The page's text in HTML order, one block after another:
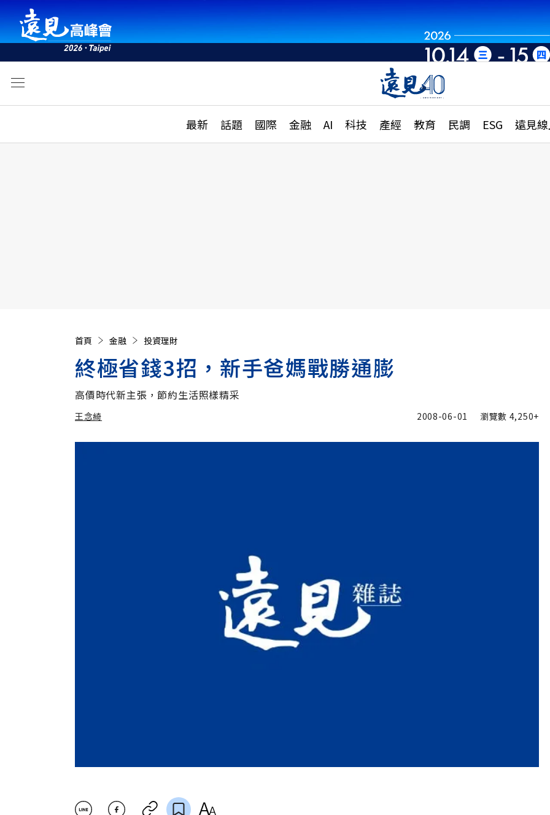
最新 話題 國際 金融 AI 科技 產經 教育 民調 ESG 遠見
活動
話題
國際
特輯
大學升學、職涯攻略
縣市施政調查全解析
首頁 金融 投資理財
終極省錢3招，新手爸媽戰勝通膨
高價時代新主張，節約生活照樣精采
王念綺 2008-06-01 瀏覽數 4,250+